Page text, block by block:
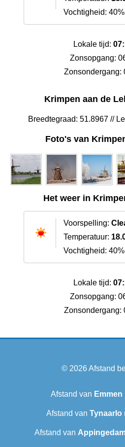
Vochtigheid: 40%
Lokale tijd:
Zonsopgang:
Zonsondergang:
Krimpen aan de
Breedtegraad: 51.8967 //
Foto's van
Het weer in
Voorspelling:
Temperatuur:
Vochtigheid: 40%
Lokale tijd:
Zonsopgang:
Zonsondergang:
© 2026Afstand
Afstand van Emmen
Afstand van Tynaarlo
Afstand van